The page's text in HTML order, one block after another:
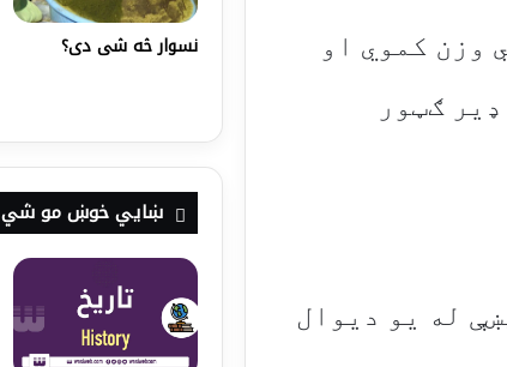
وزن کموي او
ګټور
له یو دیوال
نسوار څه شی دی؟
ښايي خوښ مو شي